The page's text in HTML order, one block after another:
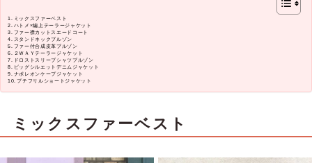
ミックスファーベスト
ハトメ×編上テーラージャケット
ファー襟カットスエードコート
スタンドネックブルゾン
ファー付合成皮革ブルゾン
２ＷＡＹテーラージャケット
ドロストスリーブシャツブルゾン
ビッグシルエットデニムジャケット
ナポレオンケープジャケット
プチフリルショートジャケット
ミックスファーベスト